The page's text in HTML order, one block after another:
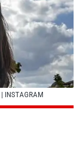
| INSTAGRAM